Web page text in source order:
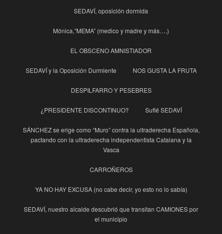
SEDAVÍ, oposición dormida
Mónica,”MEMA” (medico y madre y más….)
EL OBSCENO AMNISTIADOR
SEDAVÍ y la Oposición Durmiente NOS GUSTA LA FRUTA
DESPILFARRO Y PESEBRES
¿PRESIDENTE DISCONTINUO? Suflé SEDAVÍ
SÁNCHEZ se erige como “Muro” contra la ultraderecha Española,
pactando con la ultraderecha independentista Catalana y la
Vasca
CARROÑEROS
YA NO HAY EXCUSA (no cabe decir, yo esto no lo sabía)
SEDAVÍ, nuestro alcalde descubrió que transitan CAMIONES por
el municipio